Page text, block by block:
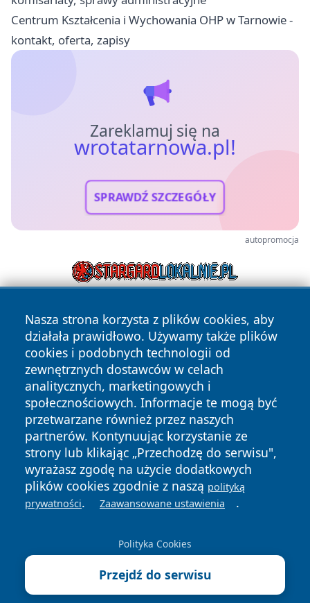
Centrum Kształcenia i Wychowania OHP w Tarnowie -
kontakt, oferta, zapisy
Zareklamuj się na
wrotatarnowa.pl!
SPRAWDŹ SZCZEGÓŁY
autopromocja
Nasza strona korzysta z plików cookies, aby
działała prawidłowo. Używamy także plików
cookies i podobnych technologii od
zewnętrznych dostawców w celach
analitycznych, marketingowych i
społecznościowych. Informacje te mogą być
przetwarzane również przez naszych
partnerów. Kontynuując korzystanie ze
strony lub klikając „Przechodzę do serwisu",
wyrażasz zgodę na użycie dodatkowych
plików cookies zgodnie z naszą polityką
prywatności. Zaawansowane ustawienia .
Polityka Cookies
Przejdź do serwisu
Copyright © 2026 wrotatarnowa.pl Wszystkie prawa
zastrzeżone.
News Autorzy
Polityka
Prywatności
Polityka
Cookies